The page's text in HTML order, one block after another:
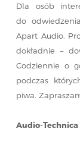
Dla osób
do
Apart Audio.
dokładnie –
Codziennie o
podczas
piwa.
Audio-Technica